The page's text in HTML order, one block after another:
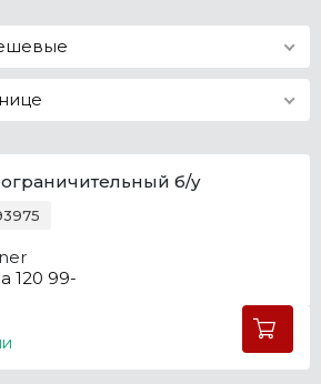
б/у
120 99-